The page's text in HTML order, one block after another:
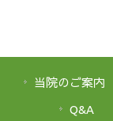
当院のご案内
Q&A